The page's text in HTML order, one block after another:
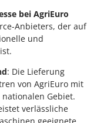
bei AgriEuro
Anbieters, der auf
und
: Die Lieferung
von AgriEuro mit
Gebiet.
verlässliche
geeignete